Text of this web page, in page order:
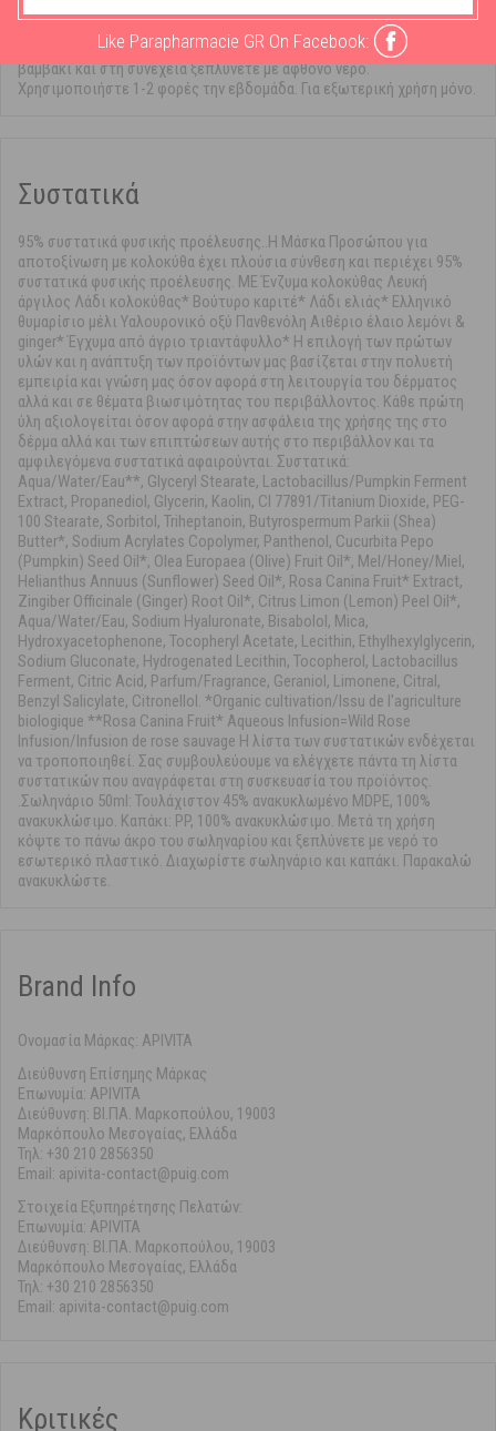
αποφεύγοντας την περιοχή των ματιών. Αφήστε για 10 λεπτά,
αφαιρέστε την περίσσεια της μάσκας με χαρτομάντηλο ή με νωπό
βαμβάκι και στη συνέχεια ξεπλύνετε με άφθονο νερό.
Χρησιμοποιήστε 1-2 φορές την εβδομάδα. Για εξωτερική χρήση μόνο.
Συστατικά
95% συστατικά φυσικής προέλευσης..Η Μάσκα Προσώπου για
αποτοξίνωση με κολοκύθα έχει πλούσια σύνθεση και περιέχει 95%
συστατικά φυσικής προέλευσης. ΜΕ Ένζυμα κολοκύθας Λευκή
άργιλος Λάδι κολοκύθας* Βούτυρο καριτέ* Λάδι ελιάς* Ελληνικό
θυμαρίσιο μέλι Υαλουρονικό οξύ Πανθενόλη Αιθέριο έλαιο λεμόνι &
ginger* Έγχυμα από άγριο τριαντάφυλλο* Η επιλογή των πρώτων
υλών και η ανάπτυξη των προϊόντων μας βασίζεται στην πολυετή
εμπειρία και γνώση μας όσον αφορά στη λειτουργία του δέρματος
αλλά και σε θέματα βιωσιμότητας του περιβάλλοντος. Κάθε πρώτη
ύλη αξιολογείται όσον αφορά στην ασφάλεια της χρήσης της στο
δέρμα αλλά και των επιπτώσεων αυτής στο περιβάλλον και τα
αμφιλεγόμενα συστατικά αφαιρούνται. Συστατικά:
Aqua/Water/Eau**, Glyceryl Stearate, Lactobacillus/Pumpkin Ferment
Extract, Propanediol, Glycerin, Kaolin, CI 77891/Titanium Dioxide, PEG-
100 Stearate, Sorbitol, Triheptanoin, Butyrospermum Parkii (Shea)
Butter*, Sodium Acrylates Copolymer, Panthenol, Cucurbita Pepo
(Pumpkin) Seed Oil*, Olea Europaea (Olive) Fruit Oil*, Mel/Honey/Miel,
Helianthus Annuus (Sunflower) Seed Oil*, Rosa Canina Fruit* Extract,
Zingiber Officinale (Ginger) Root Oil*, Citrus Limon (Lemon) Peel Oil*,
Aqua/Water/Eau, Sodium Hyaluronate, Bisabolol, Mica,
Hydroxyacetophenone, Tocopheryl Acetate, Lecithin, Ethylhexylglycerin,
Sodium Gluconate, Hydrogenated Lecithin, Tocopherol, Lactobacillus
Ferment, Citric Acid, Parfum/Fragrance, Geraniol, Limonene, Citral,
Benzyl Salicylate, Citronellol. *Organic cultivation/Issu de l'agriculture
biologique **Rosa Canina Fruit* Aqueous Infusion=Wild Rose
Infusion/Infusion de rose sauvage Η λίστα των συστατικών ενδέχεται
να τροποποιηθεί. Σας συμβουλεύουμε να ελέγχετε πάντα τη λίστα
συστατικών που αναγράφεται στη συσκευασία του προϊόντος.
.Σωληνάριο 50ml: Toυλάχιστον 45% ανακυκλωμένο MDPE, 100%
ανακυκλώσιμο. Καπάκι: PP, 100% ανακυκλώσιμο. Μετά τη χρήση
κόψτε το πάνω άκρο του σωληναρίου και ξεπλύνετε με νερό το
εσωτερικό πλαστικό. Διαχωρίστε σωληνάριο και καπάκι. Παρακαλώ
ανακυκλώστε.
Brand Info
Ονομασία Μάρκας: APIVITA
Διεύθυνση Επίσημης Μάρκας
Επωνυμία: APIVITA
Διεύθυνση: ΒΙ.ΠΑ. Μαρκοπούλου, 19003
Μαρκόπουλο Μεσογαίας, Ελλάδα
Τηλ: +30 210 2856350
Email: apivita-contact@puig.com
Στοιχεία Εξυπηρέτησης Πελατών:
Επωνυμία: APIVITA
Διεύθυνση: ΒΙ.ΠΑ. Μαρκοπούλου, 19003
Μαρκόπουλο Μεσογαίας, Ελλάδα
Τηλ: +30 210 2856350
Email: apivita-contact@puig.com
Κριτικές
Like Parapharmacie GR On Facebook: